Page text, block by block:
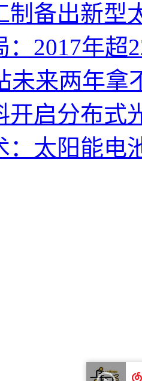
制备出新型
：2017年超
未来两年拿
开启分布式
：太阳能电